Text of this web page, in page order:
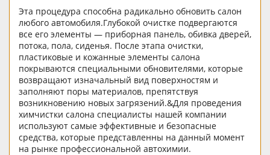
Эта процедура способна радикально обновить салон
любого автомобиля.Глубокой очистке подвергаются
все его элементы — приборная панель, обивка дверей,
потока, пола, сиденья. После этапа очистки,
пластиковые и кожанные элементы салона
покрываются специальными обновителями, которые
возвращают изначальный вид поверхностям и
заполняют поры материалов, препятствуя
возникновению новых загрязений.&Для проведения
химчистки салона специалисты нашей компании
используют самые эффективные и безопасные
средства, которые представленны на данный момент
на рынке профессиональной автохимии.